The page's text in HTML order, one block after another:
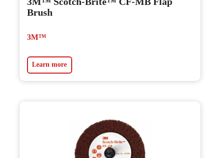
Brush
3M™
Learn more